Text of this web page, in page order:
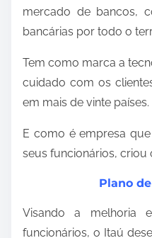
mercado de bancos,
bancárias por todo o
Tem como marca a
cuidado com os
em mais de vinte países.
E como é empresa
seus funcionários, criou
Plano
Visando a melhoria
funcionários, o Itaú